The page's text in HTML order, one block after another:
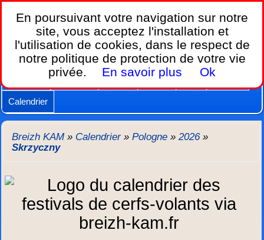
Breizh KAM,
le calendrier des festivals de cerfs-volants.
Home Lois et règles Cerfs-volants Nacelles
Supports Vidéos Autres Agenda
Calendrier
Breizh KAM » Calendrier »Pologne »2026 »
Skrzyczny
En poursuivant votre navigation sur notre
site, vous acceptez l'installation et
l'utilisation de cookies, dans le respect de
notre politique de protection de votre vie
privée.
En savoir plus Ok